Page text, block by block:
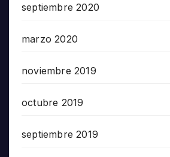
septiembre 2020
marzo 2020
noviembre 2019
octubre 2019
septiembre 2019